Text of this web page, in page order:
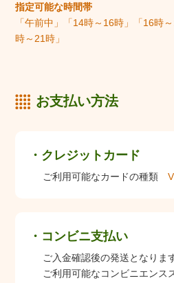
指定可能な時間帯
「午前中」「14時～16時」「16時
時～21時」
お支払い方法
クレジットカード
ご利用可能なカードの種類
コンビニ支払い
ご入金確認後の発送となりま
ご利用可能なコンビニエンス